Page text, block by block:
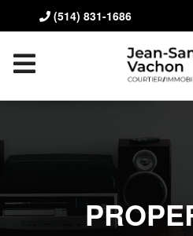
(514) 831-1686